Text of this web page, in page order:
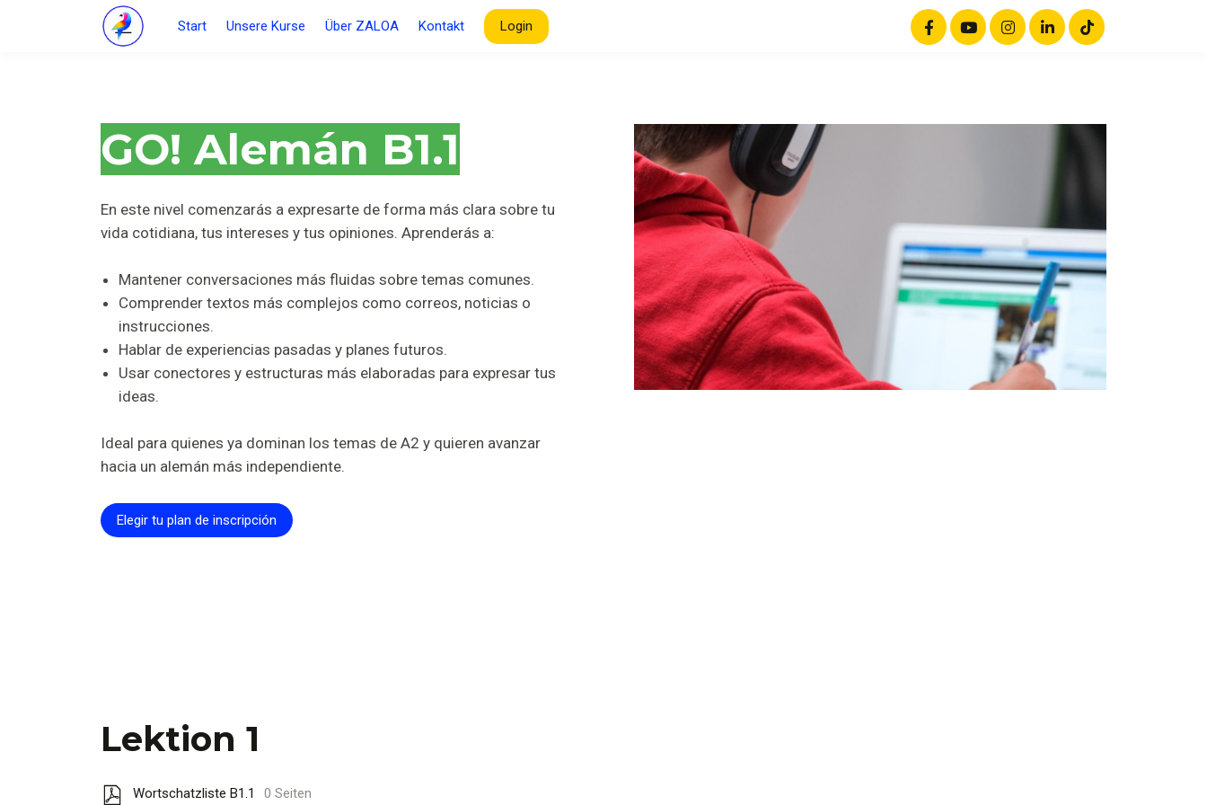
Start Unsere Kurse Über ZALOA Kontakt Login
GO! Alemán B1.1
En este nivel comenzarás a expresarte de forma más clara sobre tu
vida cotidiana, tus intereses y tus opiniones. Aprenderás a:
Mantener conversaciones más fluidas sobre temas comunes.
Comprender textos más complejos como correos, noticias o
instrucciones.
Hablar de experiencias pasadas y planes futuros.
Usar conectores y estructuras más elaboradas para expresar tus
ideas.
Ideal para quienes ya dominan los temas de A2 y quieren avanzar
hacia un alemán más independiente.
Elegir tu plan de inscripción
Lektion 1
Wortschatzliste B1.1 0 Seiten